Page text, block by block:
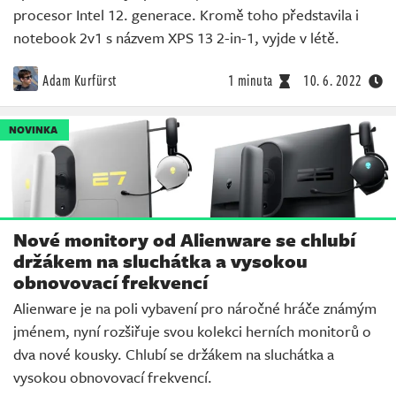
procesor Intel 12. generace. Kromě toho představila i
notebook 2v1 s názvem XPS 13 2-in-1, vyjde v létě.
Adam Kurfürst 1 minuta 10. 6. 2022
NOVINKA
Nové monitory od Alienware se chlubí
držákem na sluchátka a vysokou
obnovovací frekvencí
Alienware je na poli vybavení pro náročné hráče známým
jménem, nyní rozšiřuje svou kolekci herních monitorů o
dva nové kousky. Chlubí se držákem na sluchátka a
vysokou obnovovací frekvencí.